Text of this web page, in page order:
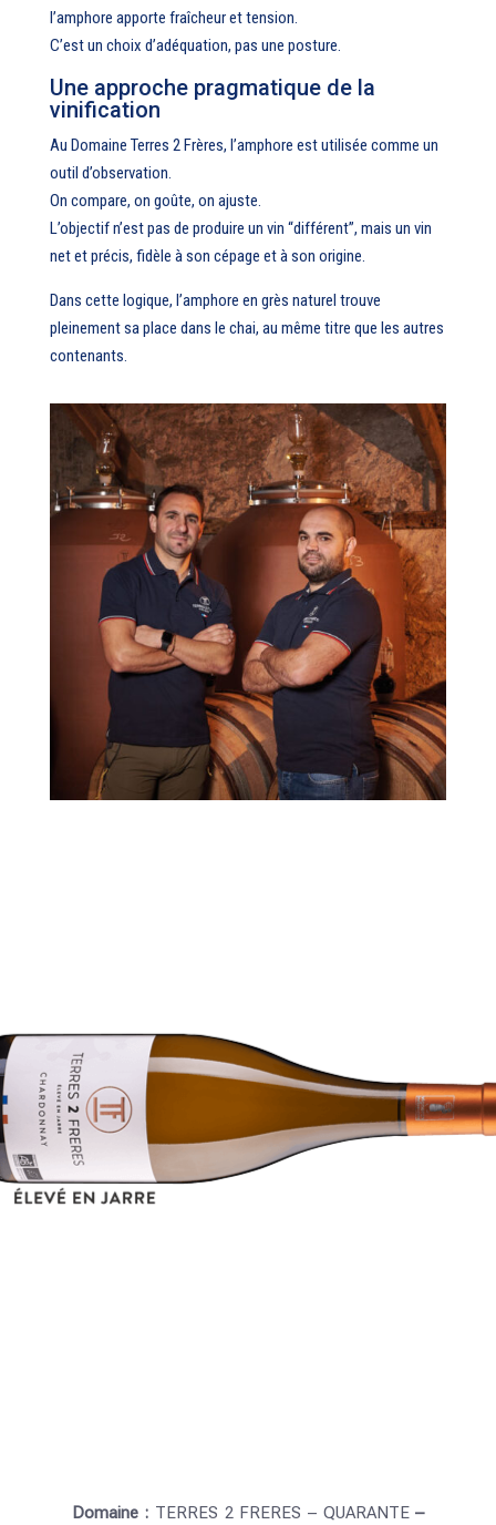
l’amphore apporte fraîcheur et tension.
C’est un choix d’adéquation, pas une posture.
Une approche pragmatique de la
vinification
Au Domaine Terres 2 Frères, l’amphore est utilisée comme un
outil d’observation.
On compare, on goûte, on ajuste.
L’objectif n’est pas de produire un vin “différent”, mais un vin
net et précis, fidèle à son cépage et à son origine.
Dans cette logique, l’amphore en grès naturel trouve
pleinement sa place dans le chai, au même titre que les autres
contenants.
Domaine : TERRES 2 FRERES – QUARANTE–